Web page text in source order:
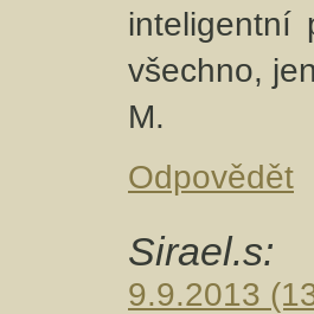
inteligentní
všechno,
M.
Odpovědět
Sirael.s:
9.9.2013